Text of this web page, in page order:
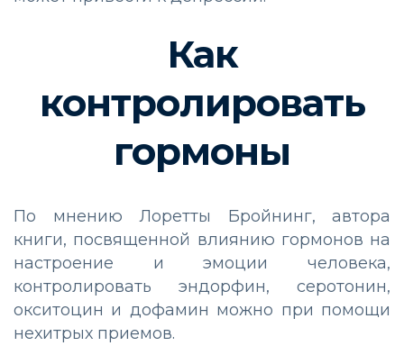
Как
контролировать
гормоны
По мнению Лоретты Бройнинг, автора
книги, посвященной влиянию гормонов на
настроение и эмоции человека,
контролировать эндорфин, серотонин,
окситоцин и дофамин можно при помощи
нехитрых приемов.